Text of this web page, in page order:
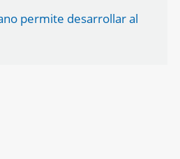
permite desarrollar al